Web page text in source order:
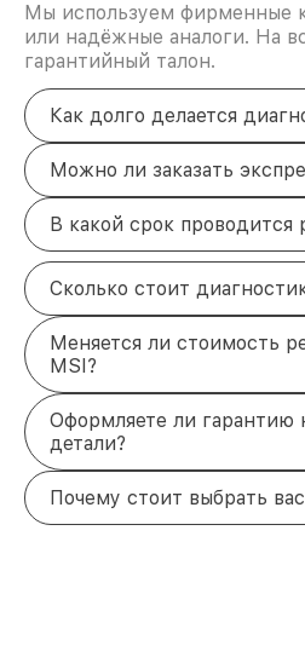
Мы используем фирменные
или надёжные аналоги. На
гарантийный талон.
Как долго делается
Можно ли заказать
В какой срок проводится
Сколько стоит
Меняется ли стоимость
MSI?
Оформляете ли гарантию
детали?
Почему стоит выбрать